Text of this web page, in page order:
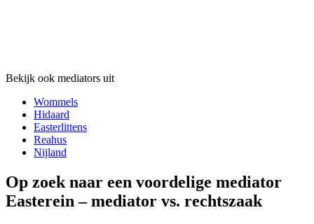
Bekijk ook mediators uit
Wommels
Hidaard
Easterlittens
Reahus
Nijland
Op zoek naar een voordelige mediator
Easterein – mediator vs. rechtszaak